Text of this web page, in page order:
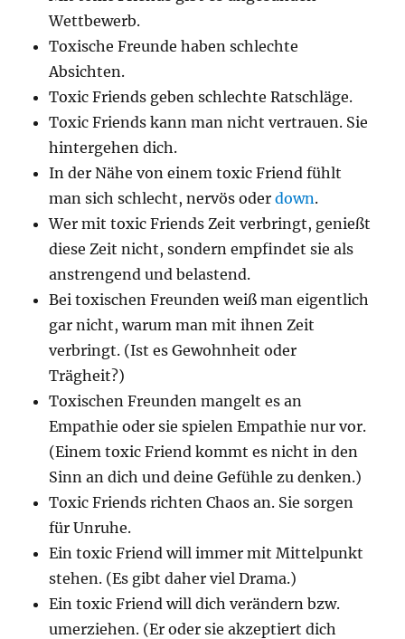
Wettbewerb.
Toxische Freunde haben schlechte
Absichten.
Toxic Friends geben schlechte Ratschläge.
Toxic Friends kann man nicht vertrauen. Sie
hintergehen dich.
In der Nähe von einem toxic Friend fühlt
man sich schlecht, nervös oderdown.
Wer mit toxic Friends Zeit verbringt, genießt
diese Zeit nicht, sondern empfindet sie als
anstrengend und belastend.
Bei toxischen Freunden weiß man eigentlich
gar nicht, warum man mit ihnen Zeit
verbringt. (Ist es Gewohnheit oder
Trägheit?)
Toxischen Freunden mangelt es an
Empathie oder sie spielen Empathie nur vor.
(Einem toxic Friend kommt es nicht in den
Sinn an dich und deine Gefühle zu denken.)
Toxic Friends richten Chaos an. Sie sorgen
für Unruhe.
Ein toxic Friend will immer mit Mittelpunkt
stehen. (Es gibt daher viel Drama.)
Ein toxic Friend will dich verändern bzw.
umerziehen. (Er oder sie akzeptiert dich